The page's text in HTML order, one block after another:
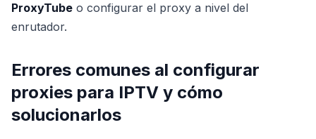
ProxyTube o configurar el proxy a nivel del
enrutador.
Errores comunes al configurar
proxies para IPTV y cómo
solucionarlos